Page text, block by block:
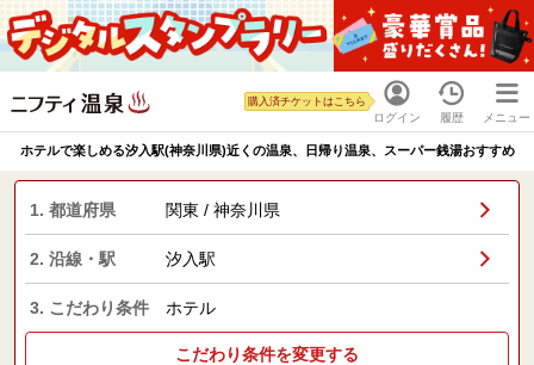
ログイン
購入済チケットはこちら
履歴 メニュー
ホテルで楽しめる汐入駅(神奈川県)近くの温泉、日帰り温泉、スーパー銭湯おすすめ
1. 都道府県 関東 / 神奈川県
2. 沿線・駅 汐入駅
3. こだわり条件 ホテル
こだわり条件を変更する